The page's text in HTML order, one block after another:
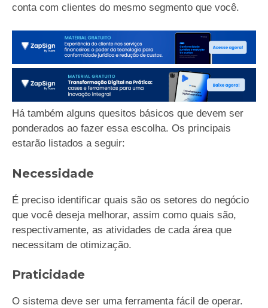
conta com clientes do mesmo segmento que você.
Há também alguns quesitos básicos que devem ser
ponderados ao fazer essa escolha. Os principais
estarão listados a seguir:
Necessidade
É preciso identificar quais são os setores do negócio
que você deseja melhorar, assim como quais são,
respectivamente, as atividades de cada área que
necessitam de otimização.
Praticidade
O sistema deve ser uma ferramenta fácil de operar.